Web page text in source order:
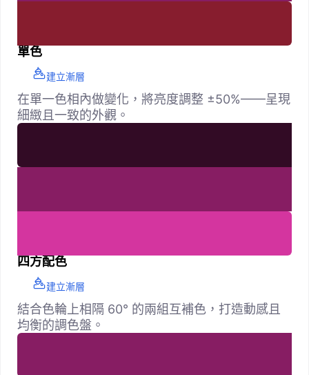
單色
建立漸層
在單一色相內做變化，將亮度調整 ±50%——呈現
細緻且一致的外觀。
四方配色
建立漸層
結合色輪上相隔 60° 的兩組互補色，打造動感且
均衡的調色盤。